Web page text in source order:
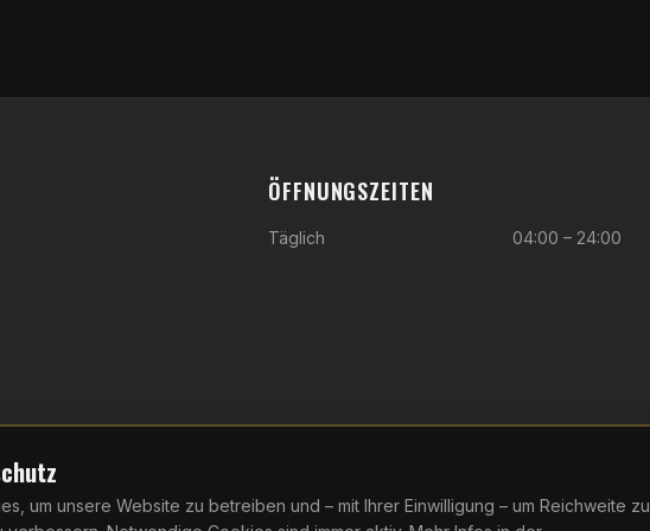
ÖFFNUNGSZEITEN
Täglich 04:00 – 24:00
um unsere Website zu betreiben und – mit Ihrer Einwilligung – um Reichweite zu